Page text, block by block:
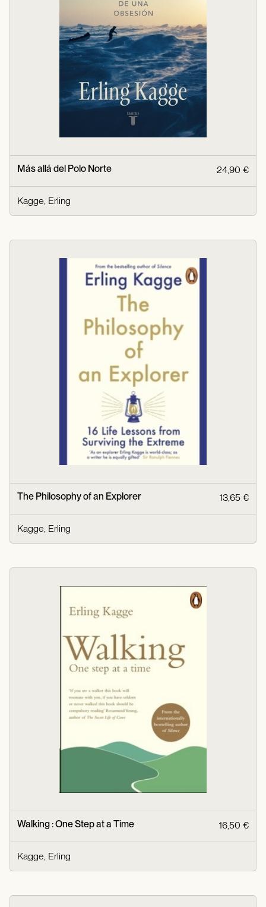
Más allá del Polo Norte 24,90 €
Kagge, Erling
The Philosophy of an Explorer 13,65 €
Kagge, Erling
Walking : One Step at a Time 16,50 €
Kagge, Erling